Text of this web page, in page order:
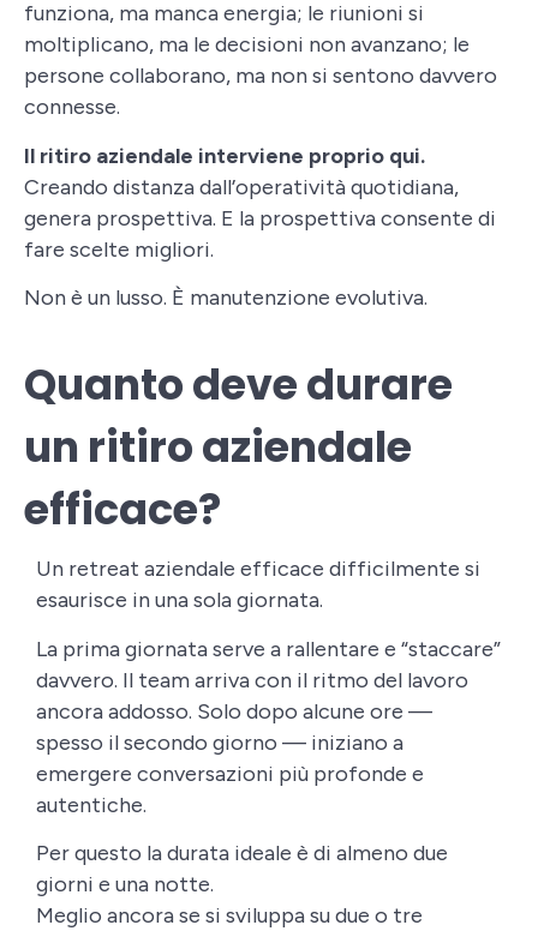
funziona, ma manca energia; le riunioni si
moltiplicano, ma le decisioni non avanzano; le
persone collaborano, ma non si sentono davvero
connesse.
Il ritiro aziendale interviene proprio qui.
Creando distanza dall’operatività quotidiana,
genera prospettiva. E la prospettiva consente di
fare scelte migliori.
Non è un lusso. È manutenzione evolutiva.
Quanto deve durare
un ritiro aziendale
efficace?
Un retreat aziendale efficace difficilmente si
esaurisce in una sola giornata.
La prima giornata serve a rallentare e “staccare”
davvero. Il team arriva con il ritmo del lavoro
ancora addosso. Solo dopo alcune ore —
spesso il secondo giorno — iniziano a
emergere conversazioni più profonde e
autentiche.
Per questo la durata ideale è di almeno due
giorni e una notte.
Meglio ancora se si sviluppa su due o tre